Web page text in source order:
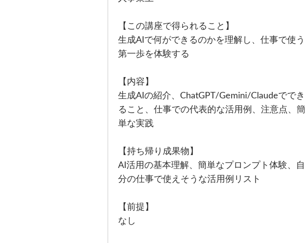
【この講座で得られること】
生成AIで何ができるのかを理解し、仕事で使う
第一歩を体験する
【内容】
生成AIの紹介、ChatGPT/Gemini/Claudeででき
ること、仕事での代表的な活用例、注意点、簡
単な実践
【持ち帰り成果物】
AI活用の基本理解、簡単なプロンプト体験、自
分の仕事で使えそうな活用例リスト
【前提】
なし